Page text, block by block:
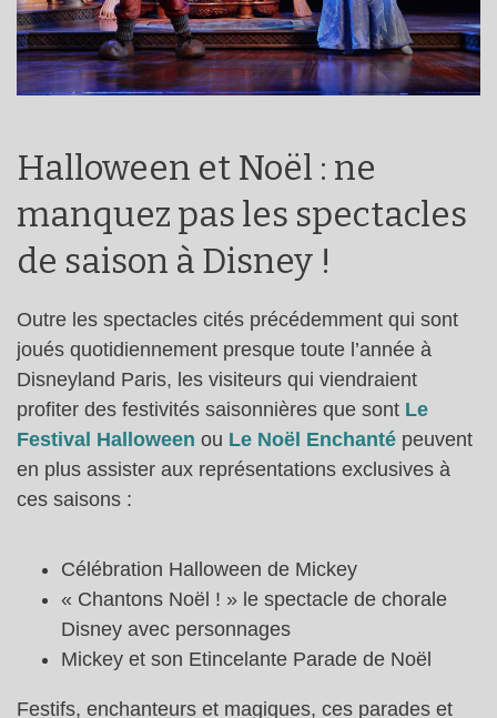
Halloween et Noël : ne
manquez pas les spectacles
de saison à Disney !
Outre les spectacles cités précédemment qui sont
joués quotidiennement presque toute l’année à
Disneyland Paris, les visiteurs qui viendraient
profiter des festivités saisonnières que sont Le
Festival Halloween ou Le Noël Enchanté peuvent
en plus assister aux représentations exclusives à
ces saisons :
Célébration Halloween de Mickey
« Chantons Noël ! » le spectacle de chorale
Disney avec personnages
Mickey et son Etincelante Parade de Noël
Festifs, enchanteurs et magiques, ces parades et